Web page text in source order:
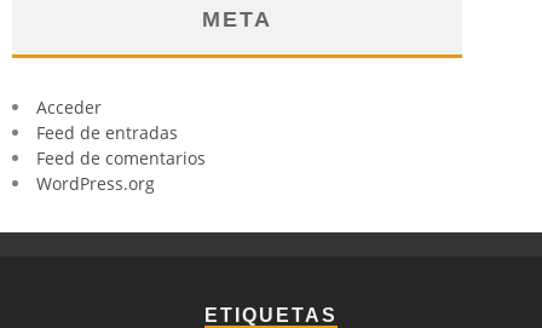
META
Acceder
Feed de entradas
Feed de comentarios
WordPress.org
ETIQUETAS